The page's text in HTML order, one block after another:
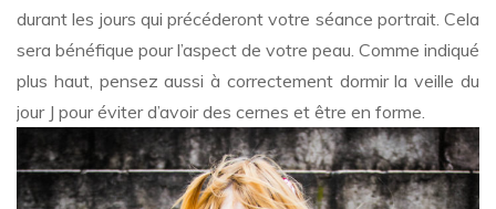
durant les jours qui précéderont votre séance portrait. Cela
sera bénéfique pour l’aspect de votre peau. Comme indiqué
plus haut, pensez aussi à correctement dormir la veille du
jour J pour éviter d’avoir des cernes et être en forme.